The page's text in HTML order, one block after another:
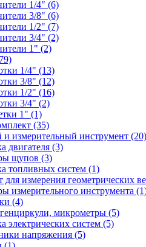
1/4" (6)
3/8" (6)
1/2" (7)
3/4" (2)
1" (2)
1/4" (13)
3/8" (12)
1/2" (16)
3/4" (2)
1" (1)
(35)
и измерительный инструмент (20)
двигателя (3)
щупов (3)
топливных систем (1)
для измерения геометрических
измерительного инструмента
(4)
микрометры (5)
электрических систем (5)
напряжения (5)